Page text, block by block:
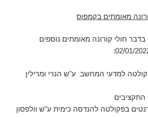
מאומתים בקמפוס
חולי קורונה מאומתים נוספים
02/01/
ע"ש הנרי ומרילין